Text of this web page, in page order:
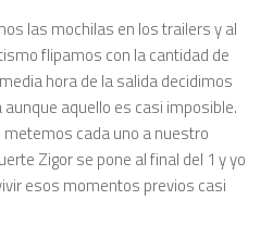
las mochilas en los trailers y al
flipamos con la cantidad de
hora de la salida decidimos
aquello es casi imposible.
cada uno a nuestro
Zigor se pone al final del 1 y yo
esos momentos previos casi